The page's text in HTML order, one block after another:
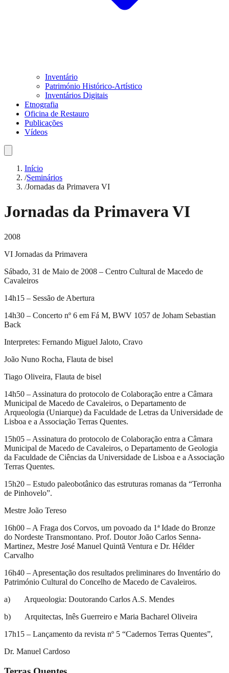
Inventário
Património Histórico-Artístico
Inventários Digitais
Etnografia
Oficina de Restauro
Publicações
Vídeos
Início
/Seminários
/Jornadas da Primavera VI
Jornadas da Primavera VI
2008
VI Jornadas da Primavera
Sábado, 31 de Maio de 2008 – Centro Cultural de Macedo de
Cavaleiros
14h15 – Sessão de Abertura
14h30 – Concerto nº 6 em Fá M, BWV 1057 de Joham Sebastian
Back
Interpretes: Fernando Miguel Jaloto, Cravo
João Nuno Rocha, Flauta de bisel
Tiago Oliveira, Flauta de bisel
14h50 – Assinatura do protocolo de Colaboração entre a Câmara
Municipal de Macedo de Cavaleiros, o Departamento de
Arqueologia (Uniarque) da Faculdade de Letras da Universidade de
Lisboa e a Associação Terras Quentes.
15h05 – Assinatura do protocolo de Colaboração entra a Câmara
Municipal de Macedo de Cavaleiros, o Departamento de Geologia
da Faculdade de Ciências da Universidade de Lisboa e a Associação
Terras Quentes.
15h20 – Estudo paleobotânico das estruturas romanas da “Terronha
de Pinhovelo”.
Mestre João Tereso
16h00 – A Fraga dos Corvos, um povoado da 1ª Idade do Bronze
do Nordeste Transmontano. Prof. Doutor João Carlos Senna-
Martinez, Mestre José Manuel Quintã Ventura e Dr. Hélder
Carvalho
16h40 – Apresentação dos resultados preliminares do Inventário do
Património Cultural do Concelho de Macedo de Cavaleiros.
a) Arqueologia: Doutorando Carlos A.S. Mendes
b) Arquitectas, Inês Guerreiro e Maria Bacharel Oliveira
17h15 – Lançamento da revista nº 5 “Cadernos Terras Quentes”,
Dr. Manuel Cardoso